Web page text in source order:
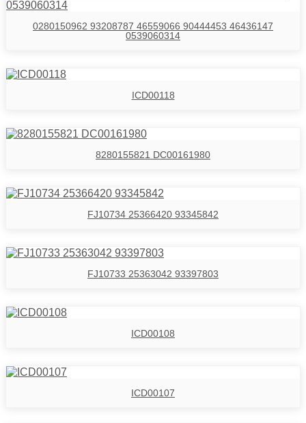
0280150962 93208787 46559066 90444453 46436147
0539060314
ICD00118
8280155821 DC00161980
FJ10734 25366420 93345842
FJ10733 25363042 93397803
ICD00108
ICD00107